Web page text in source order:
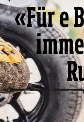
«Für e